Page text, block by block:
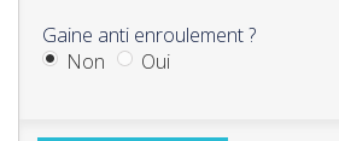
Gaine anti enroulement ?
Non
Oui